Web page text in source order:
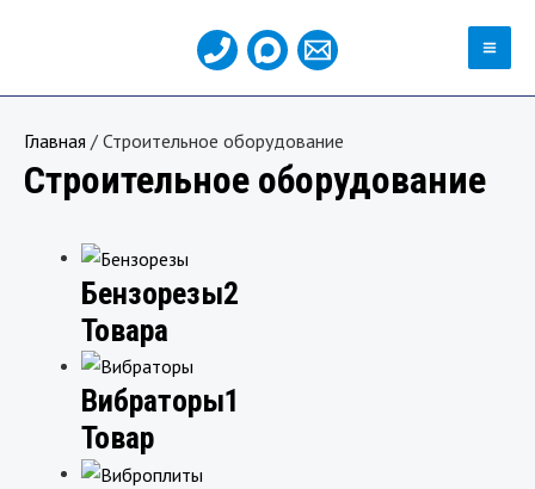
Главная / Строительное оборудование
Строительное оборудование
Бензорезы2
Товара
Вибраторы1
Товар